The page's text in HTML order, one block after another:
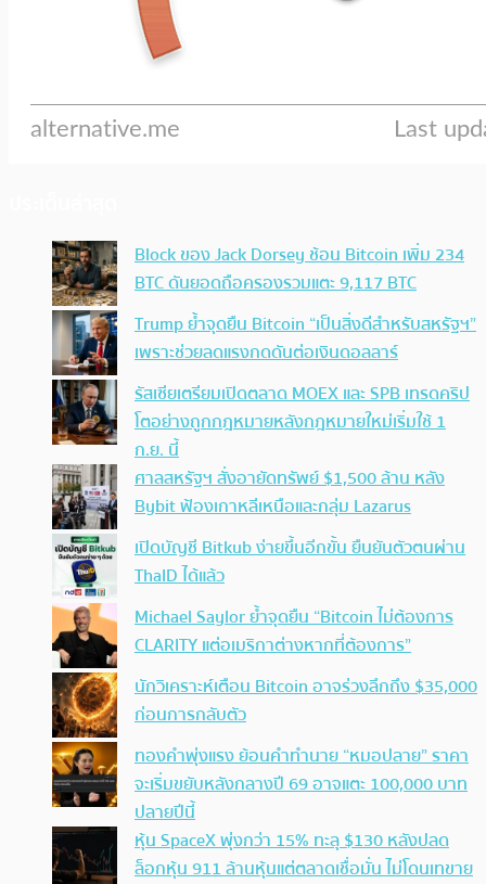
Block ของ Jack Dorsey ช้อน Bitcoin เพิ่ม 234
BTC ดันยอดถือครองรวมแตะ 9,117 BTC
Trump ย้ำจุดยืน Bitcoin “เป็นสิ่งดีสำหรับสหรัฐฯ”
เพราะช่วยลดแรงกดดันต่อเงินดอลลาร์
รัสเซียเตรียมเปิดตลาด MOEX และ SPB เทรดคริป
โตอย่างถูกกฎหมายหลังกฎหมายใหม่เริ่มใช้ 1
ก.ย. นี้
ศาลสหรัฐฯ สั่งอายัดทรัพย์ $1,500 ล้าน หลัง
Bybit ฟ้องเกาหลีเหนือและกลุ่ม Lazarus
เปิดบัญชี Bitkub ง่ายขึ้นอีกขั้น ยืนยันตัวตนผ่าน
ThaID ได้แล้ว
Michael Saylor ย้ำจุดยืน “Bitcoin ไม่ต้องการ
CLARITY แต่อเมริกาต่างหากที่ต้องการ”
นักวิเคราะห์เตือน Bitcoin อาจร่วงลึกถึง $35,000
ก่อนการกลับตัว
ทองคำพุ่งแรง ย้อนคำทำนาย “หมอปลาย” ราคา
จะเริ่มขยับหลังกลางปี 69 อาจแตะ 100,000 บาท
ปลายปีนี้
หุ้น SpaceX พุ่งกว่า 15% ทะลุ $130 หลังปลด
ล็อกหุ้น 911 ล้านหุ้นแต่ตลาดเชื่อมั่น ไม่โดนเทขาย